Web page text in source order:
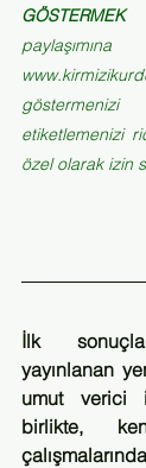
etiketlemenizi
özel olarak izin
İlk
yayınlanan
umut verici
birlikte,